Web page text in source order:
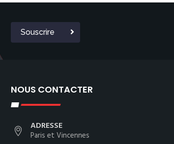
Souscrire
NOUS CONTACTER
ADRESSE
Paris et Vincennes